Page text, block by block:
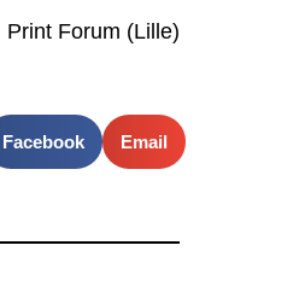
Print Forum (Lille)
Facebook Email